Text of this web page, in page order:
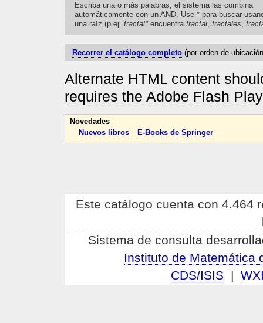
Escriba una o más palabras; el sistema las combina
automáticamente con un AND. Use * para buscar
una raíz (p.ej. fractal*encuentra fractal, fractales,
Recorrer el catálogo completo (por orden de
Alternate HTML content
requires the Adobe Flash
Novedades
Nuevos libros
E-Books de Springer
Este catálogo cuenta con 4.464
Sistema de consulta
Instituto de Matemática
CDS/ISIS |